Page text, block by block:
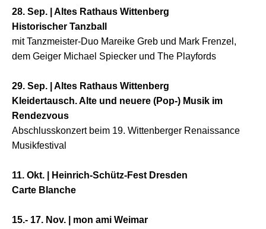
28. Sep. | Altes Rathaus Wittenberg
Historischer Tanzball
mit Tanzmeister-Duo Mareike Greb und Mark Frenzel,
dem Geiger Michael Spiecker und The Playfords
29. Sep. | Altes Rathaus Wittenberg
Kleidertausch. Alte und neuere (Pop-) Musik im
Rendezvous
Abschlusskonzert beim 19. Wittenberger Renaissance
Musikfestival
11. Okt. | Heinrich-Schütz-Fest Dresden
Carte Blanche
15.- 17. Nov. | mon ami Weimar